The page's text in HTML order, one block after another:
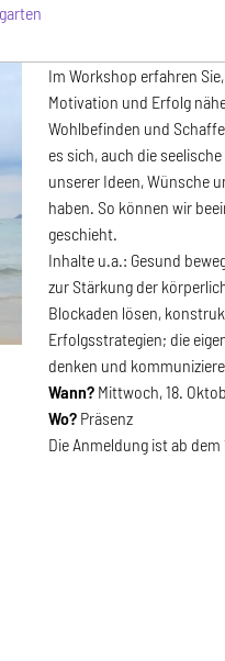
Im Workshop erfahren
Motivation und Erfolg
Wohlbefinden und
es sich, auch die
unserer Ideen, Wünsche
haben. So können wir
geschieht.
Inhalte u.a.: Gesund
zur Stärkung der
Blockaden lösen,
Erfolgsstrategien; die
denken und
Wann? Mittwoch, 18.
Wo? Präsenz
Die Anmeldung ist ab dem